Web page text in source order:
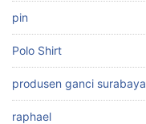
pin
Polo Shirt
produsen ganci surabaya
raphael